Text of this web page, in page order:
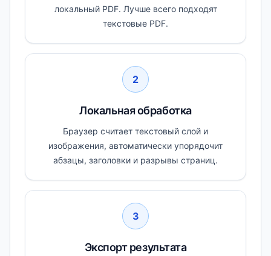
локальный PDF. Лучше всего подходят
текстовые PDF.
2
Локальная обработка
Браузер считает текстовый слой и
изображения, автоматически упорядочит
абзацы, заголовки и разрывы страниц.
3
Экспорт результата